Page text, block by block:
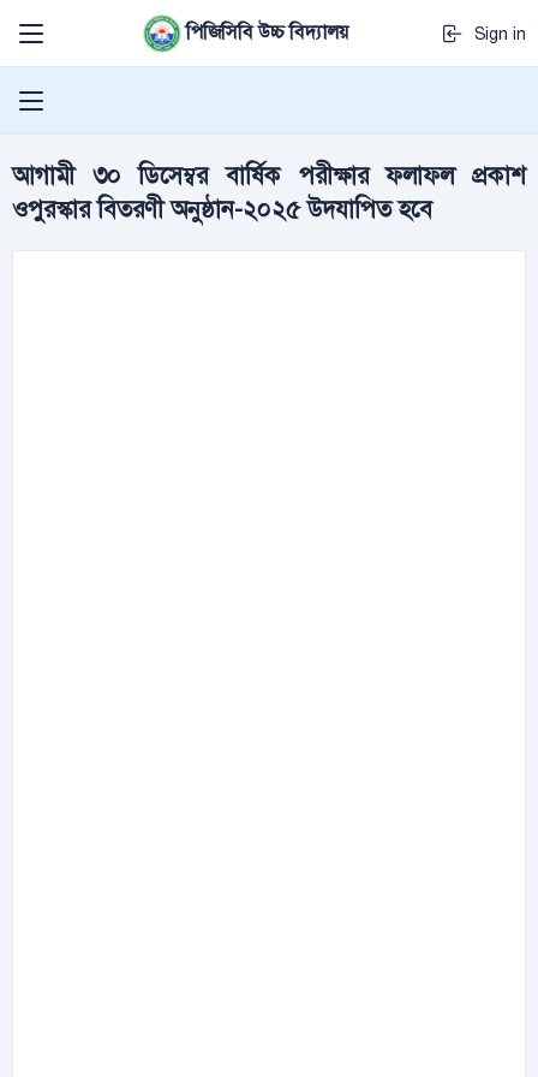
পিজিসিবি উচ্চ বিদ্যালয় Sign in
আগামী ৩০ ডিসেম্বর বার্ষিক পরীক্ষার ফলাফল প্রকাশ
ওপুরস্কার বিতরণী অনুষ্ঠান-২০২৫ উদযাপিত হবে